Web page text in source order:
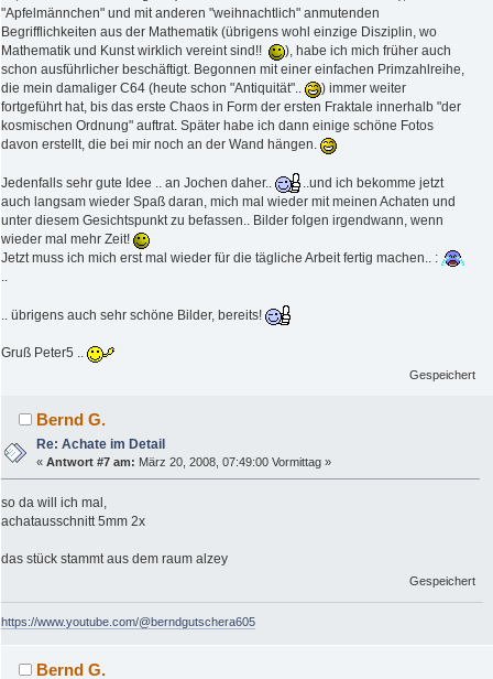
"Apfelmännchen" und mit anderen "weihnachtlich" anmutenden
Begrifflichkeiten aus der Mathematik (übrigens wohl einzige Disziplin, wo
Mathematik und Kunst wirklich vereint sind!!
), habe ich mich früher auch
schon ausführlicher beschäftigt. Begonnen mit einer einfachen Primzahlreihe,
die mein damaliger C64 (heute schon "Antiquität"..
) immer weiter
fortgeführt hat, bis das erste Chaos in Form der ersten Fraktale innerhalb "der
kosmischen Ordnung" auftrat. Später habe ich dann einige schöne Fotos
davon erstellt, die bei mir noch an der Wand hängen.
Jedenfalls sehr gute Idee .. an Jochen daher..
..und ich bekomme jetzt
auch langsam wieder Spaß daran, mich mal wieder mit meinen Achaten und
unter diesem Gesichtspunkt zu befassen.. Bilder folgen irgendwann, wenn
wieder mal mehr Zeit!
Jetzt muss ich mich erst mal wieder für die tägliche Arbeit fertig machen.. :
.. übrigens auch sehr schöne Bilder, bereits!
Gruß Peter5 ..
Gespeichert
Bernd G.
Re: Achate im Detail
«Antwort #7 am: März 20, 2008, 07:49:00 Vormittag »
so da will ich mal,
achatausschnitt 5mm 2x
das stück stammt aus dem raum alzey
Gespeichert
https://www.youtube.com/@berndgutschera605
Bernd G.